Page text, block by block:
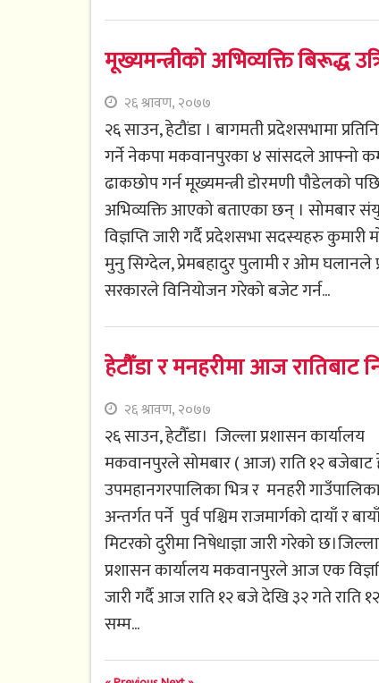
मूख्यमन्त्रीको अभिव्यक्ति बिरूद्ध
२६ श्रावण, २०७७
२६ साउन, हेटौंडा । बागमती प्रदेशसभामा
गर्ने नेकपा मकवानपुरका ४ सांसदले आफ्नो
ढाकछोप गर्न मूख्यमन्त्री डोरमणी पौडेलको
अभिव्यक्ति आएको बताएका छन् । सोमबार
विज्ञप्ति जारी गर्दै प्रदेशसभा सदस्यहरु कुमारी
मुनु सिग्देल, प्रेमबहादुर पुलामी र ओम घलानले
सरकारले विनियोजन गरेको बजेट गर्न...
हेटौँडा र मनहरीमा आज रातिबाट
२६ श्रावण, २०७७
२६ साउन, हेटौँडा। जिल्ला प्रशासन कार्यालय
मकवानपुरले सोमबार ( आज) राति १२ बजेबाट
उपमहानगरपालिका भित्र र मनहरी
अन्तर्गत पर्ने पुर्व पश्चिम राजमार्गको दायाँ र
मिटरको दुरीमा निषेधाज्ञा जारी गरेको छ।जिल्ला
प्रशासन कार्यालय मकवानपुरले आज एक
जारी गर्दै आज राति १२ बजे देखि ३२ गते राति
सम्म...